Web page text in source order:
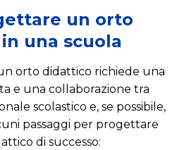
un orto
una scuola
orto didattico richiede una
e una collaborazione tra
scolastico e, se possibile,
passaggi per progettare
di successo: